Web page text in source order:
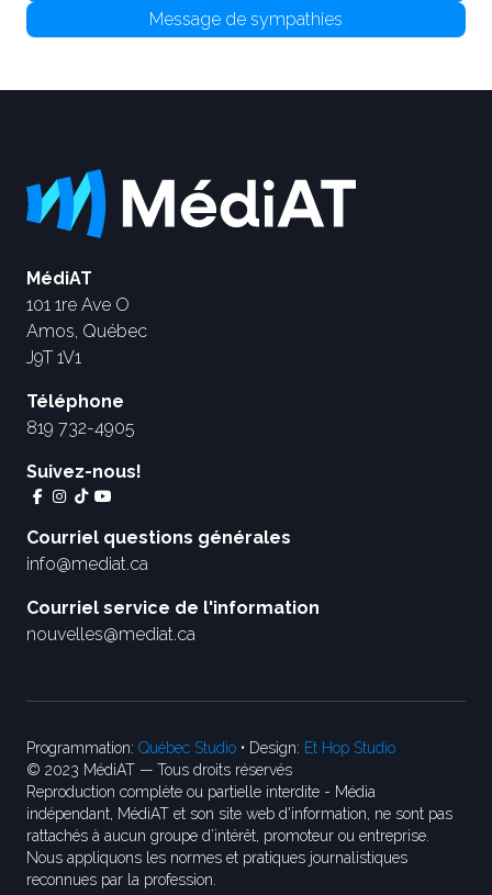
Message de sympathies
MédiAT
101 1re Ave O
Amos, Québec
J9T 1V1
Téléphone
819 732-4905
Suivez-nous!
Courriel questions générales
info@mediat.ca
Courriel service de l'information
nouvelles@mediat.ca
Programmation: Québec Studio • Design: Et Hop Studio
© 2023 MédiAT — Tous droits réservés
Reproduction complète ou partielle interdite - Média
indépendant, MédiAT et son site web d'information, ne sont pas
rattachés à aucun groupe d’intérêt, promoteur ou entreprise.
Nous appliquons les normes et pratiques journalistiques
reconnues par la profession.